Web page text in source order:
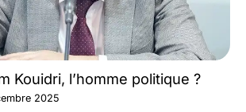
Kouidri, l’homme politique ?
2025